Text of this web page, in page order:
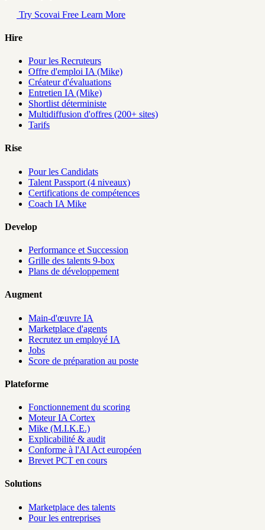
Try Scovai Free Learn More
Hire
Pour les Recruteurs
Offre d'emploi IA (Mike)
Créateur d'évaluations
Entretien IA (Mike)
Shortlist déterministe
Multidiffusion d'offres (200+ sites)
Tarifs
Rise
Pour les Candidats
Talent Passport (4 niveaux)
Certifications de compétences
Coach IA Mike
Develop
Performance et Succession
Grille des talents 9-box
Plans de développement
Augment
Main-d'œuvre IA
Marketplace d'agents
Recrutez un employé IA
Jobs
Score de préparation au poste
Plateforme
Fonctionnement du scoring
Moteur IA Cortex
Mike (M.I.K.E.)
Explicabilité & audit
Conforme à l'AI Act européen
Brevet PCT en cours
Solutions
Marketplace des talents
Pour les entreprises